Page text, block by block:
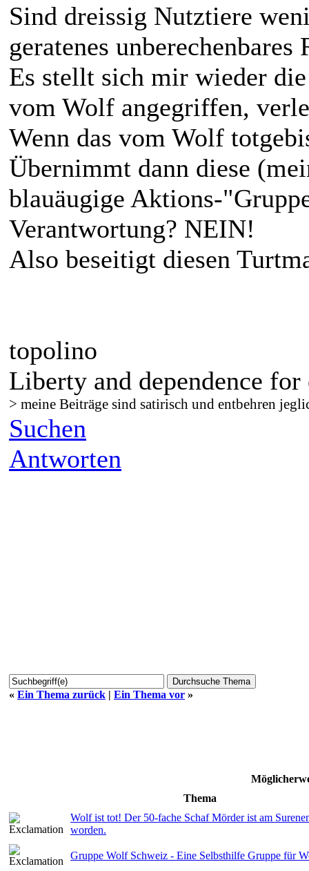
Sind dreissig Nutztiere
geratenes unberechenbares
Es stellt sich mir wieder
vom Wolf angegriffen,
Wenn das vom Wolf
Übernimmt dann diese
blauäugige Aktions-
Verantwortung? NEIN!
Also beseitigt diesen
topolino
Liberty and dependence for
> meine Beiträge sind satirisch und entbehren
Suchen
Antworten
« Ein Thema zurück | Ein Thema vor »
Thema
Wolf ist tot! Der 50-fache Schaf Mörder ist am
worden.
Gruppe Wolf Schweiz - Eine Selbsthilfe Gruppe für